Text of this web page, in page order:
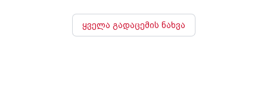
ყველა გადაცემის ნახვა